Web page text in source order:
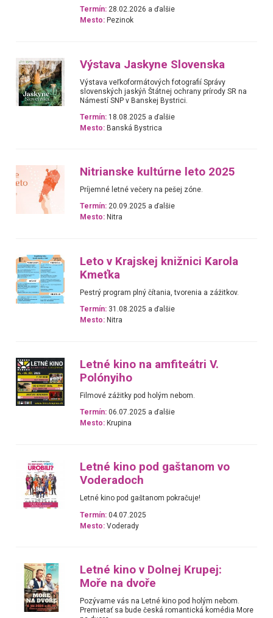
Termín: 28.02.2026 a ďalšie
Mesto: Pezinok
Výstava Jaskyne Slovenska
Výstava veľkoformátových fotografií Správy
slovenských jaskýň Štátnej ochrany prírody SR na
Námestí SNP v Banskej Bystrici.
Termín: 18.08.2025 a ďalšie
Mesto: Banská Bystrica
Nitrianske kultúrne leto 2025
Príjemné letné večery na pešej zóne.
Termín: 20.09.2025 a ďalšie
Mesto: Nitra
Leto v Krajskej knižnici Karola
Kmeťka
Pestrý program plný čítania, tvorenia a zážitkov.
Termín: 31.08.2025 a ďalšie
Mesto: Nitra
Letné kino na amfiteátri V.
Polónyiho
Filmové zážitky pod holým nebom.
Termín: 06.07.2025 a ďalšie
Mesto: Krupina
Letné kino pod gaštanom vo
Voderadoch
Letné kino pod gaštanom pokračuje!
Termín: 04.07.2025
Mesto: Voderady
Letné kino v Dolnej Krupej:
Moře na dvoře
Pozývame vás na Letné kino pod holým nebom.
Premietať sa bude česká romantická komédia More